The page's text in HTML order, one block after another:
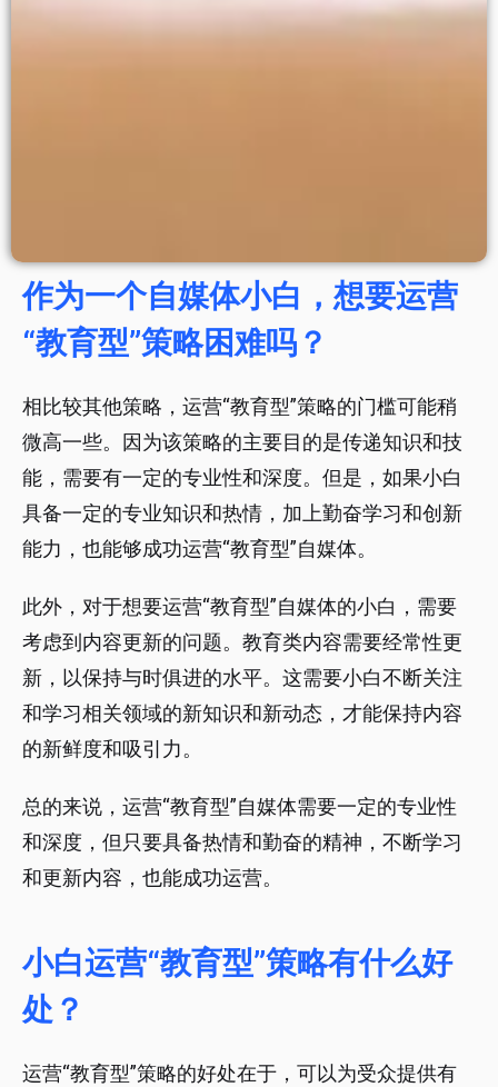
作为一个自媒体小白，想要运营
“教育型”策略困难吗？
相比较其他策略，运营“教育型”策略的门槛可能稍
微高一些。因为该策略的主要目的是传递知识和技
能，需要有一定的专业性和深度。但是，如果小白
具备一定的专业知识和热情，加上勤奋学习和创新
能力，也能够成功运营“教育型”自媒体。
此外，对于想要运营“教育型”自媒体的小白，需要
考虑到内容更新的问题。教育类内容需要经常性更
新，以保持与时俱进的水平。这需要小白不断关注
和学习相关领域的新知识和新动态，才能保持内容
的新鲜度和吸引力。
总的来说，运营“教育型”自媒体需要一定的专业性
和深度，但只要具备热情和勤奋的精神，不断学习
和更新内容，也能成功运营。
小白运营“教育型”策略有什么好
处？
运营“教育型”策略的好处在于，可以为受众提供有